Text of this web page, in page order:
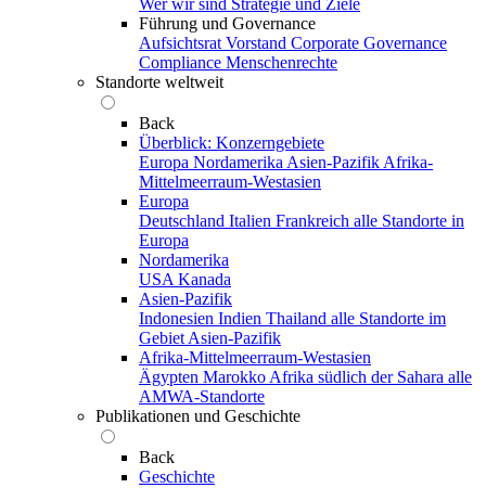
Führung und Governance
Aufsichtsrat Vorstand Corporate Governance
Compliance Menschenrechte
Standorte weltweit
Back
Überblick: Konzerngebiete
Europa Nordamerika Asien-Pazifik Afrika-
Mittelmeerraum-Westasien
Europa
Deutschland Italien Frankreich alle Standorte in
Europa
Nordamerika
USA Kanada
Asien-Pazifik
Indonesien Indien Thailand alle Standorte im
Gebiet Asien-Pazifik
Afrika-Mittelmeerraum-Westasien
Ägypten Marokko Afrika südlich der Sahara alle
AMWA-Standorte
Publikationen und Geschichte
Back
Geschichte